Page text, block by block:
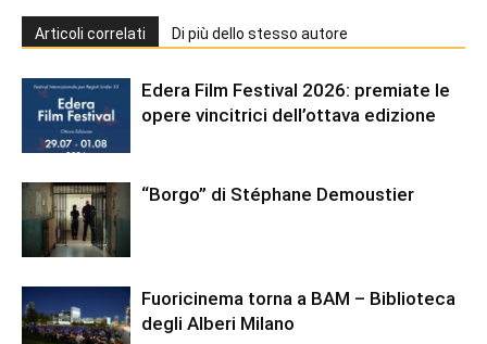
Articoli correlati Di più dello stesso autore
Edera Film Festival 2026: premiate le
opere vincitrici dell’ottava edizione
“Borgo” di Stéphane Demoustier
Fuoricinema torna a BAM – Biblioteca
degli Alberi Milano